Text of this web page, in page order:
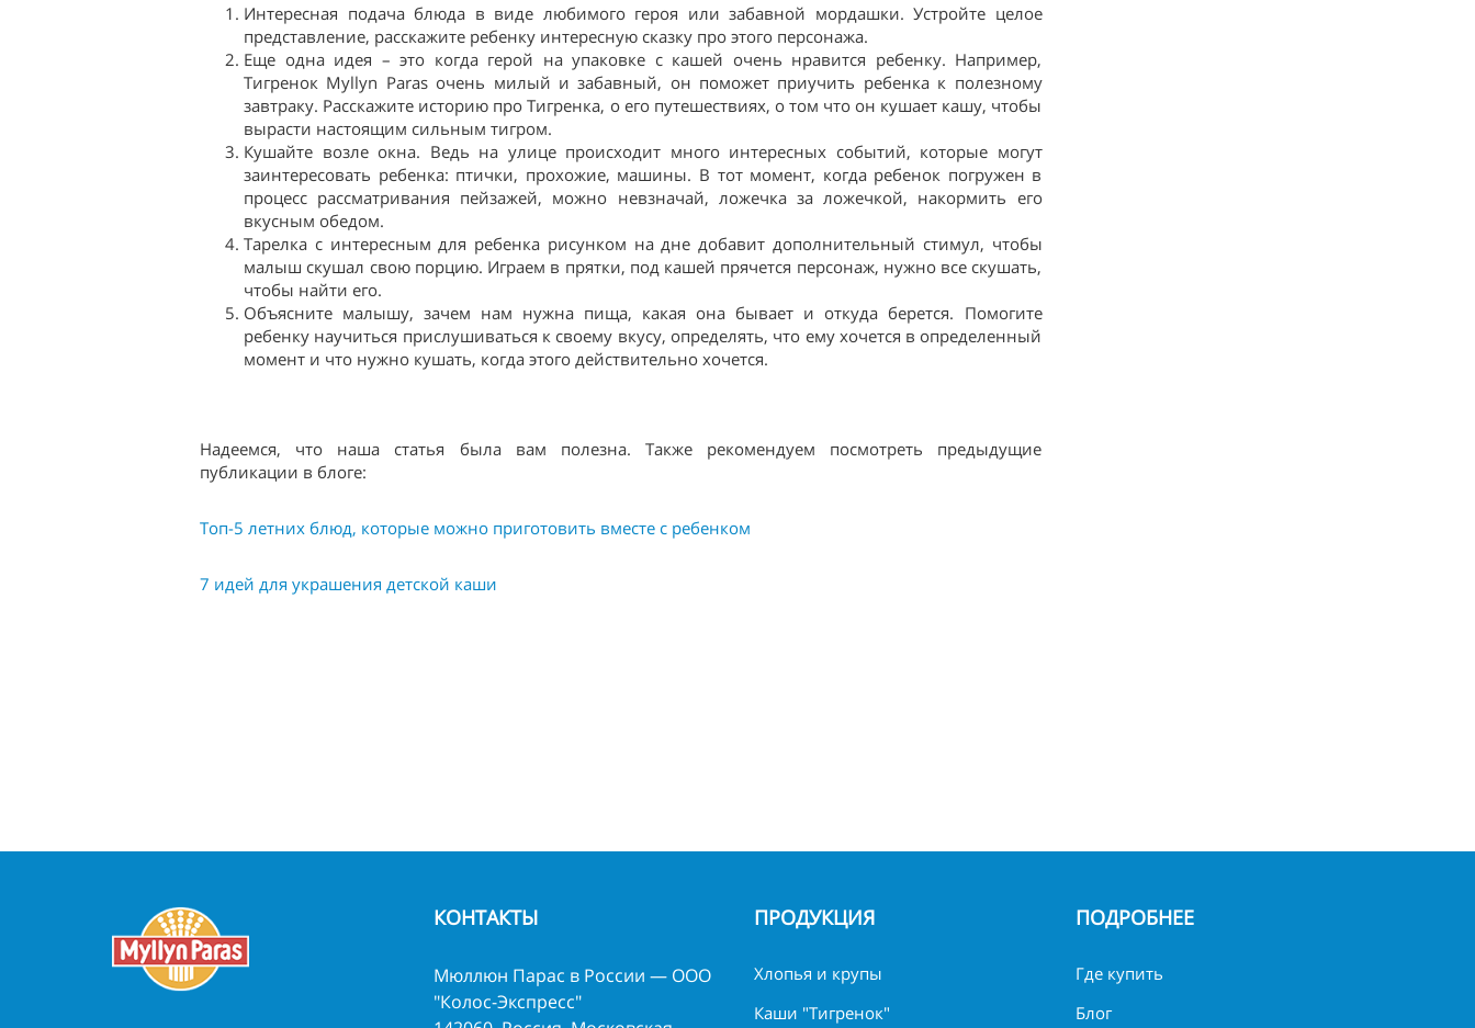
Интересная подача блюда в виде любимого героя или забавной мордашки. Устройте целое
представление, расскажите ребенку интересную сказку про этого персонажа.
Еще одна идея – это когда герой на упаковке с кашей очень нравится ребенку. Например,
Тигренок Myllyn Paras очень милый и забавный, он поможет приучить ребенка к полезному
завтраку. Расскажите историю про Тигренка, о его путешествиях, о том что он кушает кашу, чтобы
вырасти настоящим сильным тигром.
Кушайте возле окна. Ведь на улице происходит много интересных событий, которые могут
заинтересовать ребенка: птички, прохожие, машины. В тот момент, когда ребенок погружен в
процесс рассматривания пейзажей, можно невзначай, ложечка за ложечкой, накормить его
вкусным обедом.
Тарелка с интересным для ребенка рисунком на дне добавит дополнительный стимул, чтобы
малыш скушал свою порцию. Играем в прятки, под кашей прячется персонаж, нужно все скушать,
чтобы найти его.
Объясните малышу, зачем нам нужна пища, какая она бывает и откуда берется. Помогите
ребенку научиться прислушиваться к своему вкусу, определять, что ему хочется в определенный
момент и что нужно кушать, когда этого действительно хочется.
Надеемся, что наша статья была вам полезна. Также рекомендуем посмотреть предыдущие
публикации в блоге:
Топ-5 летних блюд, которые можно приготовить вместе с ребенком
7 идей для украшения детской каши
КОНТАКТЫ
Мюллюн Парас в России — ООО
"Колос-Экспресс"
ПРОДУКЦИЯ
Хлопья и крупы
Каши "Тигренок"
ПОДРОБНЕЕ
Где купить
Блог